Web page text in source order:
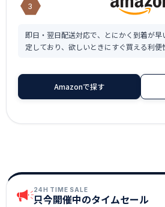
3
即日・翌日配送対応で、とにかく到着が
定しており、欲しいときにすぐ買える利便
Amazonで探す
24H TIME SALE
只今開催中のタイムセール